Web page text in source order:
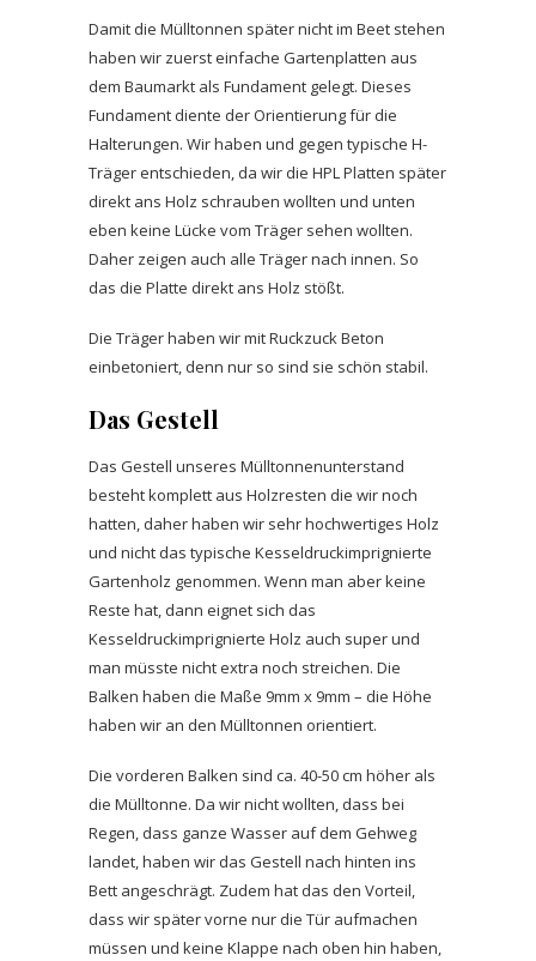
Damit die Mülltonnen später nicht im Beet stehen
haben wir zuerst einfache Gartenplatten aus
dem Baumarkt als Fundament gelegt. Dieses
Fundament diente der Orientierung für die
Halterungen. Wir haben und gegen typische H-
Träger entschieden, da wir die HPL Platten später
direkt ans Holz schrauben wollten und unten
eben keine Lücke vom Träger sehen wollten.
Daher zeigen auch alle Träger nach innen. So
das die Platte direkt ans Holz stößt.
Die Träger haben wir mit Ruckzuck Beton
einbetoniert, denn nur so sind sie schön stabil.
Das Gestell
Das Gestell unseres Mülltonnenunterstand
besteht komplett aus Holzresten die wir noch
hatten, daher haben wir sehr hochwertiges Holz
und nicht das typische Kesseldruckimprignierte
Gartenholz genommen. Wenn man aber keine
Reste hat, dann eignet sich das
Kesseldruckimprignierte Holz auch super und
man müsste nicht extra noch streichen. Die
Balken haben die Maße 9mm x 9mm – die Höhe
haben wir an den Mülltonnen orientiert.
Die vorderen Balken sind ca. 40-50 cm höher als
die Mülltonne. Da wir nicht wollten, dass bei
Regen, dass ganze Wasser auf dem Gehweg
landet, haben wir das Gestell nach hinten ins
Bett angeschrägt. Zudem hat das den Vorteil,
dass wir später vorne nur die Tür aufmachen
müssen und keine Klappe nach oben hin haben,